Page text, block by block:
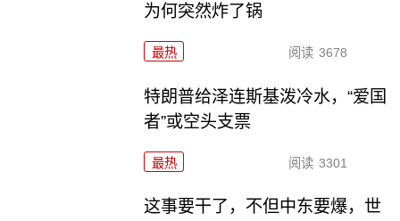
为何突然炸了锅
最热 阅读 3678
特朗普给泽连斯基泼冷水，“爱国
者”或空头支票
最热 阅读 3301
这事要干了，不但中东要爆，世